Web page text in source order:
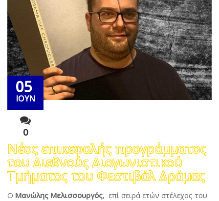
05
ΙΟΥΝ
0
Νέος επικεφαλής προγράμματος
του Διεθνούς Διαγωνιστικού
Τμήματος του Φεστιβάλ Δράμας
O Μανώλης Μελισσουργός, επί σειρά ετών στέλεχος του